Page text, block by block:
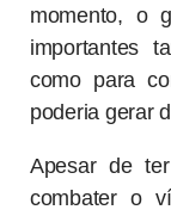
momento, o
importantes
como para
poderia gerar
Apesar de
combater o